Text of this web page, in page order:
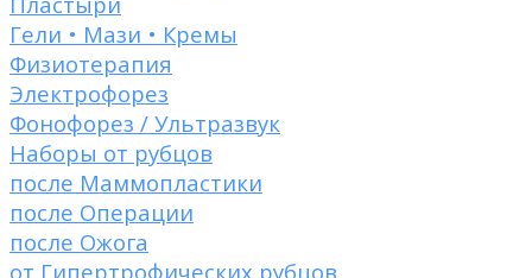
Гели • Мази • Кремы
Физиотерапия
Электрофорез
Фонофорез / Ультразвук
Наборы от рубцов
после Маммопластики
после Операции
после Ожога
от Гипертрофических рубцов